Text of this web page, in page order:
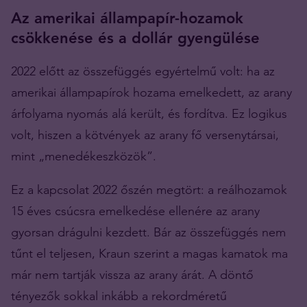
Az amerikai állampapír-hozamok
csökkenése és a dollár gyengülése
2022 előtt az összefüggés egyértelmű volt: ha az
amerikai állampapírok hozama emelkedett, az arany
árfolyama nyomás alá került, és fordítva. Ez logikus
volt, hiszen a kötvények az arany fő versenytársai,
mint „menedékeszközök”.
Ez a kapcsolat 2022 őszén megtört: a reálhozamok
15 éves csúcsra emelkedése ellenére az arany
gyorsan drágulni kezdett. Bár az összefüggés nem
tűnt el teljesen, Kraun szerint a magas kamatok ma
már nem tartják vissza az arany árát. A döntő
tényezők sokkal inkább a rekordméretű